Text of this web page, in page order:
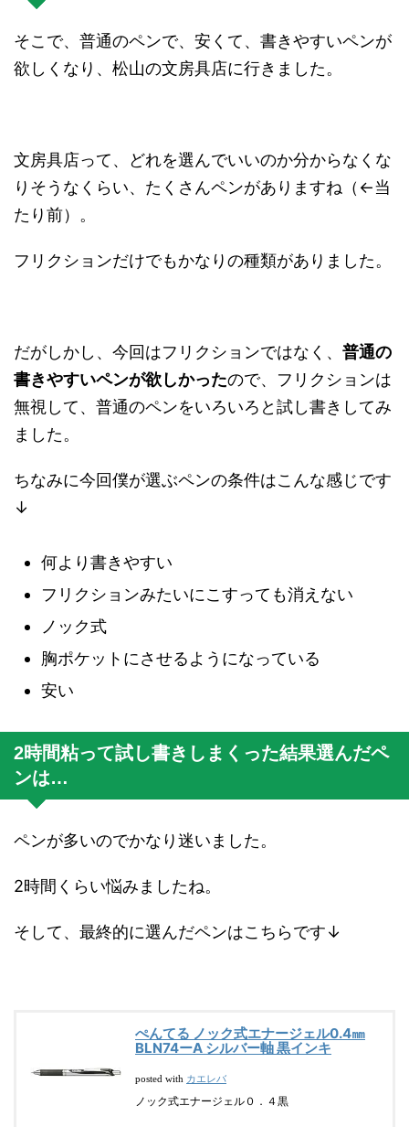
そこで、普通のペンで、安くて、書きやすいペンが
欲しくなり、松山の文房具店に行きました。
文房具店って、どれを選んでいいのか分からなくな
りそうなくらい、たくさんペンがありますね（←当
たり前）。
フリクションだけでもかなりの種類がありました。
だがしかし、今回はフリクションではなく、 普通の
書きやすいペンが欲しかったので、フリクションは
無視して、普通のペンをいろいろと試し書きしてみ
ました。
ちなみに今回僕が選ぶペンの条件はこんな感じです
↓
何より書きやすい
フリクションみたいにこすっても消えない
ノック式
胸ポケットにさせるようになっている
安い
2時間粘って試し書きしまくった結果選んだペ
ンは…
ペンが多いのでかなり迷いました。
2時間くらい悩みましたね。
そして、最終的に選んだペンはこちらです↓
ぺんてる ノック式エナージェル0.4㎜
BLN74ーA シルバー軸 黒インキ
posted with カエレバ
ノック式エナージェル０．４黒